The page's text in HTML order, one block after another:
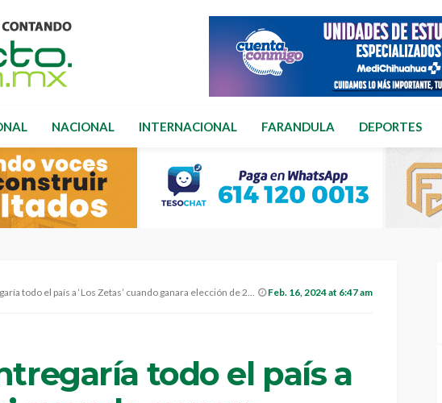
NACIONAL INTERNACIONAL FARANDULA DEPORTES
el país a ‘Los Zetas’ cuando ganara elección de 2006″, afirma líder de ‘Los Ardillos’ Feb. 16, 2024 at 6:47 am
todo el país a